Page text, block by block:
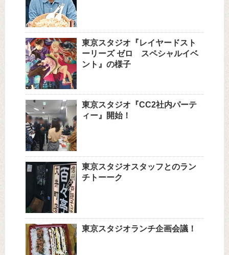
東京スタジオ『レイヤードスト
ーリーズ ゼロ スペシャルイベ
ント』の様子
東京スタジオ『CC2社内パーテ
ィー』開始！
東京スタジオスタッフとのラン
チトーーク
東京スタジオランチ企画会議！